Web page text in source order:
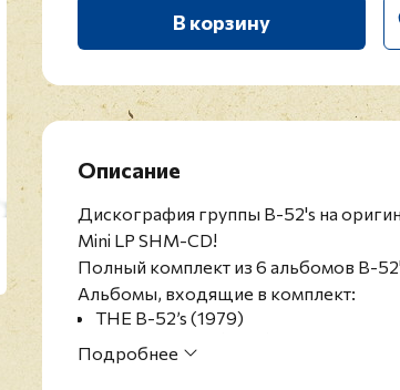
В корзину
Описание
Дискография группы B-52's на
Mini LP SHM-CD!
Полный комплект из 6 альбомов B-
Альбомы, входящие в комплект:
THE B-52’s (1979)
PARTY MIX! (
Подробнее